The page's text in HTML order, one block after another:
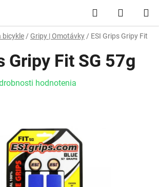
Hľadať
bicykle / Gripy | Omotávky / ESI Grips Gripy Fit
Gripy Fit SG 57g
produktu je 0,0 z 5 hviezdičiek.
hodnotenia